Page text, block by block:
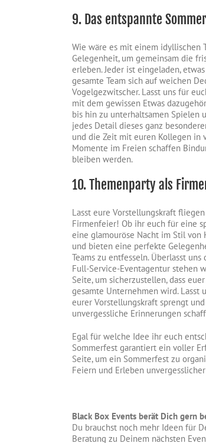
9. Das entspannte
Wie wäre es mit einem idyllischen
Gelegenheit, um gemeinsam die
erleben. Jeder ist eingeladen,
gesamte Team sich auf weichen
Vogelgezwitscher. Lasst uns für
mit dem gewissen Etwas
bis hin zu unterhaltsamen Spielen
jedes Detail dieses ganz
und die Zeit mit euren Kollegen in
Momente im Freien schaffen
bleiben werden.
10. Themenparty als
Lasst eure Vorstellungskraft
Firmenfeier! Ob ihr euch für eine
eine glamouröse Nacht im Stil
und bieten eine perfekte
Teams zu entfesseln. Überlasst
Full-Service-Eventagentur stehen
Seite, um sicherzustellen, dass
gesamte Unternehmen wird. Lasst
eurer Vorstellungskraft sprengt
unvergessliche Erinnerungen
Egal für welche Idee ihr euch
Sommerfest garantiert ein voller
Seite, um ein Sommerfest zu
Feiern und Erleben
Black Box Events berät Dich gern
Du brauchst noch mehr Ideen für
Beratung zu Deinem nächsten